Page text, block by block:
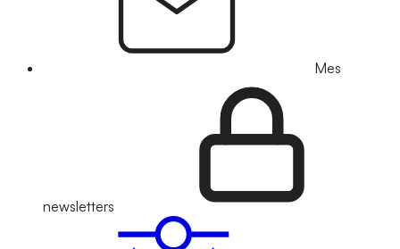
Mes
newsletters